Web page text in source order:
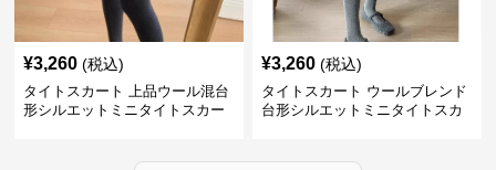
¥3,260 (税込)
タイトスカート 上品ウール混台
形シルエットミニタイトスカー
¥3,260 (税込)
タイトスカート ウールブレンド
台形シルエットミニタイトスカ